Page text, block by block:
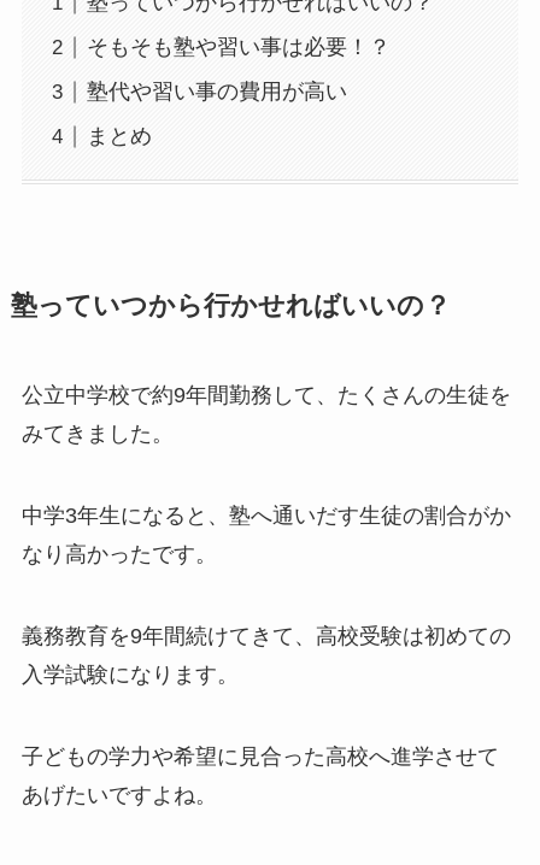
そもそも塾や習い事は必要！？
塾代や習い事の費用が高い
まとめ
塾っていつから行かせればいいの？
公立中学校で約9年間勤務して、たくさんの生徒を
みてきました。
中学3年生になると、塾へ通いだす生徒の割合がか
なり高かったです。
義務教育を9年間続けてきて、高校受験は初めての
入学試験になります。
子どもの学力や希望に見合った高校へ進学させて
あげたいですよね。